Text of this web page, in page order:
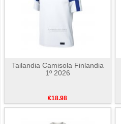
Tailandia Camisola Finlandia
1º 2026
€18.98